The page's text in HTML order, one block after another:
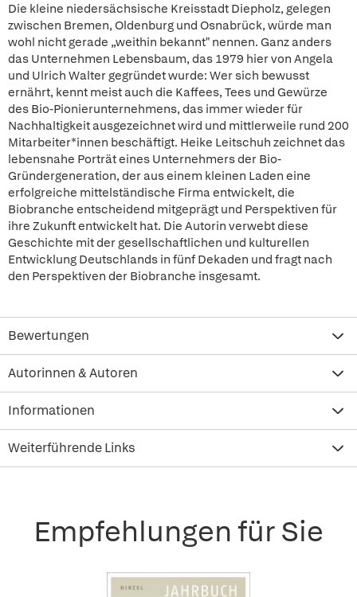
Die kleine niedersächsische Kreisstadt Diepholz, gelegen
zwischen Bremen, Oldenburg und Osnabrück, würde man
wohl nicht gerade „weithin bekannt" nennen. Ganz anders
das Unternehmen Lebensbaum, das 1979 hier von Angela
und Ulrich Walter gegründet wurde: Wer sich bewusst
ernährt, kennt meist auch die Kaffees, Tees und Gewürze
des Bio-Pionierunternehmens, das immer wieder für
Nachhaltigkeit ausgezeichnet wird und mittlerweile rund 200
Mitarbeiter*innen beschäftigt. Heike Leitschuh zeichnet das
lebensnahe Porträt eines Unternehmers der Bio-
Gründergeneration, der aus einem kleinen Laden eine
erfolgreiche mittelständische Firma entwickelt, die
Biobranche entscheidend mitgeprägt und Perspektiven für
ihre Zukunft entwickelt hat. Die Autorin verwebt diese
Geschichte mit der gesellschaftlichen und kulturellen
Entwicklung Deutschlands in fünf Dekaden und fragt nach
den Perspektiven der Biobranche insgesamt.
Bewertungen
Autorinnen & Autoren
Informationen
Weiterführende Links
Empfehlungen für Sie